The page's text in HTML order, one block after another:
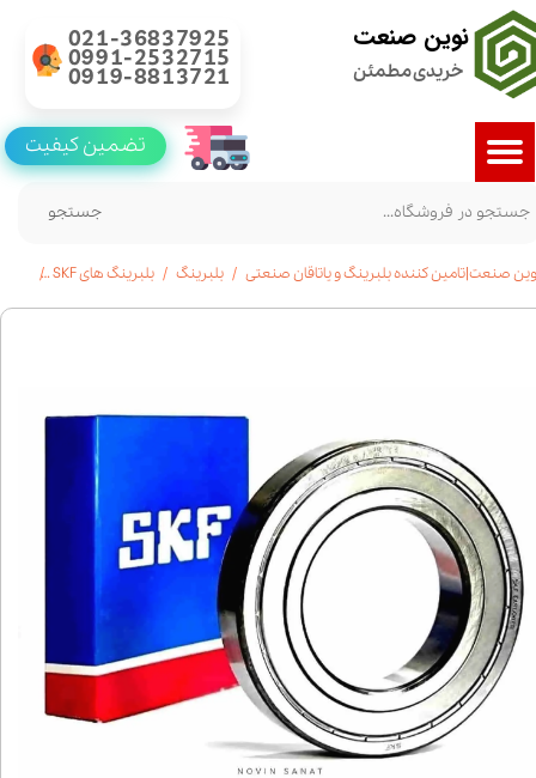
نوین صنعت
خریدی مطمئن
021-36837925
0991-2532715
0919-8813721
جستجو
تضمین کیفیت
صنعت|تامین کننده بلبرینگ و یاتاقان صنعتی بلبرینگ بلبرینگ های SKF